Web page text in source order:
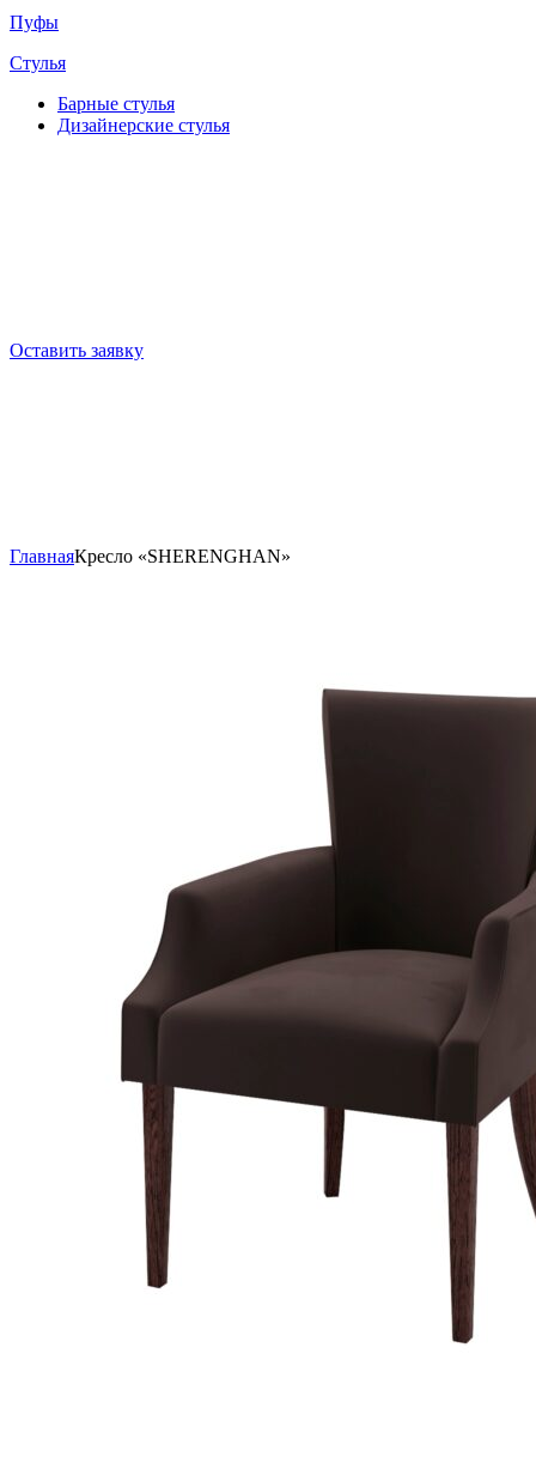
Пуфы
Стулья
Барные cтулья
Дизайнерские cтулья
Оставить заявку
ГлавнаяКресло «SHERENGHAN»